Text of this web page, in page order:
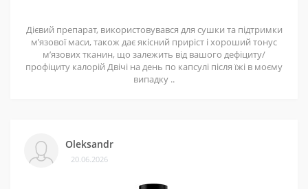
Дієвий препарат, використовувався для сушки та підтримки
мʼязової маси, також дає якісний приріст і хороший тонус
мʼязових тканин, що залежить від вашого дефіциту/
профіциту калорій Двічі на день по капсулі після їжі в моєму
випадку ..
Oleksandr
20.06.2026